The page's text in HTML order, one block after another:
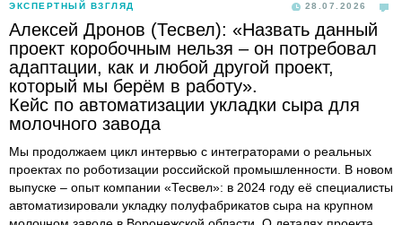
ЭКСПЕРТНЫЙ ВЗГЛЯД 28.07.2026
Алексей Дронов (Тесвел): «Назвать данный
проект коробочным нельзя – он потребовал
адаптации, как и любой другой проект,
который мы берём в работу».
Кейс по автоматизации укладки сыра для
молочного завода
Мы продолжаем цикл интервью с интеграторами о реальных
проектах по роботизации российской промышленности. В новом
выпуске – опыт компании «Тесвел»: в 2024 году её специалисты
автоматизировали укладку полуфабрикатов сыра на крупном